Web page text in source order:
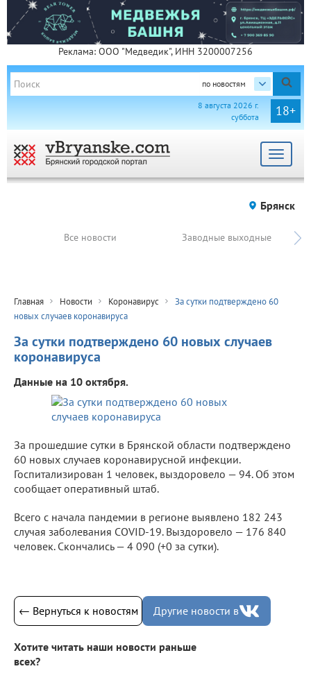
Реклама: ООО "Медведик", ИНН 3200007256
по новостям
18+
8 августа 2026 г.
суббота
Toggle
Брянск
Все новости Заводные выходные
Главная Новости Коронавирус
За сутки подтверждено 60
новых случаев коронавируса
За сутки подтверждено 60 новых случаев
коронавируса
Данные на 10 октября.
За прошедшие сутки в Брянской области подтверждено
60 новых случаев коронавирусной инфекции.
Госпитализирован 1 человек, выздоровело — 94. Об этом
сообщает оперативный штаб.
Всего с начала пандемии в регионе выявлено 182 243
случая заболевания COVID-19. Выздоровело — 176 840
человек. Скончались — 4 090 (+0 за сутки).
← Вернуться к новостям Другие новости в
Хотите читать наши новости раньше
всех?